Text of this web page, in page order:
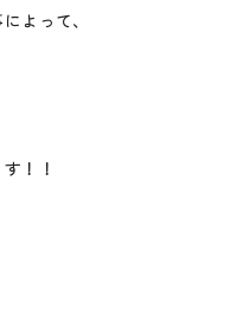
よって、
！！